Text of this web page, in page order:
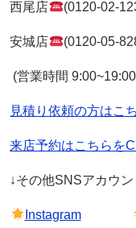
西尾店 (0120-02-
安城店 (0120-05-
(営業時間 9:00~19:00
見積り依頼の方はこ
来店予約はこちらを
↓その他SNSアカウ
Instagram